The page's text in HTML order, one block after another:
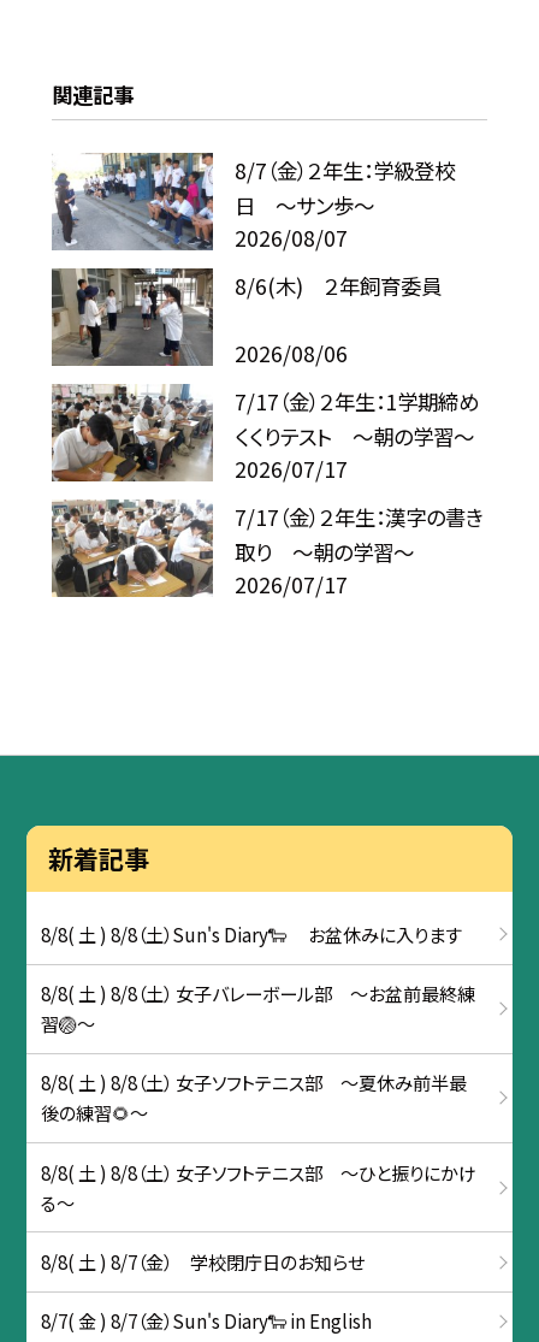
関連記事
8/7（金）２年生：学級登校
日 ～サン歩～
2026/08/07
8/6(木) ２年飼育委員
2026/08/06
7/17（金）２年生：1学期締め
くくりテスト ～朝の学習～
2026/07/17
7/17（金）２年生：漢字の書き
取り ～朝の学習～
2026/07/17
新着記事
8/8( 土 ) 8/8（土）Sun's Diary🐑 お盆休みに入ります
8/8( 土 ) 8/8（土） 女子バレーボール部 ～お盆前最終練
習🏐～
8/8( 土 ) 8/8（土） 女子ソフトテニス部 ～夏休み前半最
後の練習🌻～
8/8( 土 ) 8/8（土） 女子ソフトテニス部 ～ひと振りにかけ
る～
8/8( 土 ) 8/7（金） 学校閉庁日のお知らせ
8/7( 金 ) 8/7（金）Sun's Diary🐑 in English